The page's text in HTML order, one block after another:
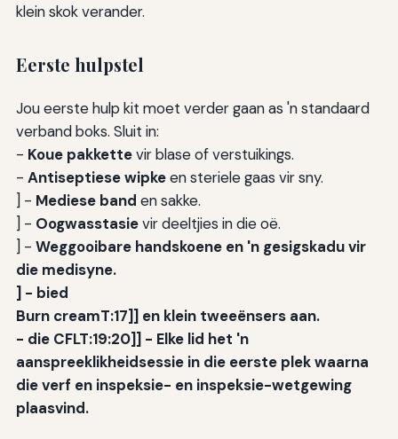
klein skok verander.
Eerste hulpstel
Jou eerste hulp kit moet verder gaan as 'n standaard
verband boks. Sluit in:
- Koue pakkettevir blase of verstuikings.
- Antiseptiese wipkeen steriele gaas vir sny.
] - Mediese band en sakke.
] - Oogwasstasievir deeltjies in die oë.
] - Weggooibare handskoene en 'n gesigskadu vir
die medisyne.
] - bied
Burn creamT:17]] en klein tweeënsers aan.
- die CFLT:19:20]] - Elke lid het 'n
aanspreeklikheidsessie in die eerste plek waarna
die verf en inspeksie- en inspeksie-wetgewing
plaasvind.